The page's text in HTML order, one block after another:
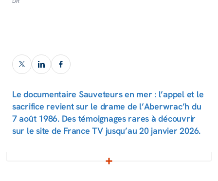
Le documentaire Sauveteurs en mer : l’appel et le
sacrifice revient sur le drame de l’Aberwrac’h du
7 août 1986. Des témoignages rares à découvrir
sur le site de France TV jusqu’au 20 janvier 2026.